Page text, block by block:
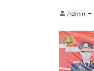
Admin